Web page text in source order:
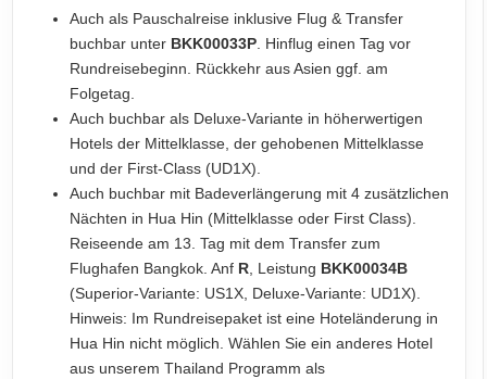
Auch als Pauschalreise inklusive Flug & Transfer
buchbar unter BKK00033P. Hinflug einen Tag vor
Rundreisebeginn. Rückkehr aus Asien ggf. am
Folgetag.
Auch buchbar als Deluxe-Variante in höherwertigen
Hotels der Mittelklasse, der gehobenen Mittelklasse
und der First-Class (UD1X).
Auch buchbar mit Badeverlängerung mit 4 zusätzlichen
Nächten in Hua Hin (Mittelklasse oder First Class).
Reiseende am 13. Tag mit dem Transfer zum
Flughafen Bangkok. Anf R, Leistung BKK00034B
(Superior-Variante: US1X, Deluxe-Variante: UD1X).
Hinweis: Im Rundreisepaket ist eine Hoteländerung in
Hua Hin nicht möglich. Wählen Sie ein anderes Hotel
aus unserem Thailand Programm als